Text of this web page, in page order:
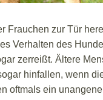
Frauchen zur Tür
Verhalten des
zerreißt. Ältere
hinfallen, wenn
oftmals ein